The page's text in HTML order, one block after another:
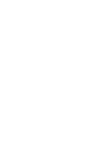
Российской
России.